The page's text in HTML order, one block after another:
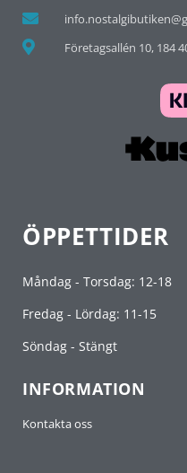
Företagsallén 10, 184
ÖPPETTIDER
Måndag - Torsdag: 12-18
Fredag - Lördag: 11-15
Söndag - Stängt
INFORMATION
Kontakta oss